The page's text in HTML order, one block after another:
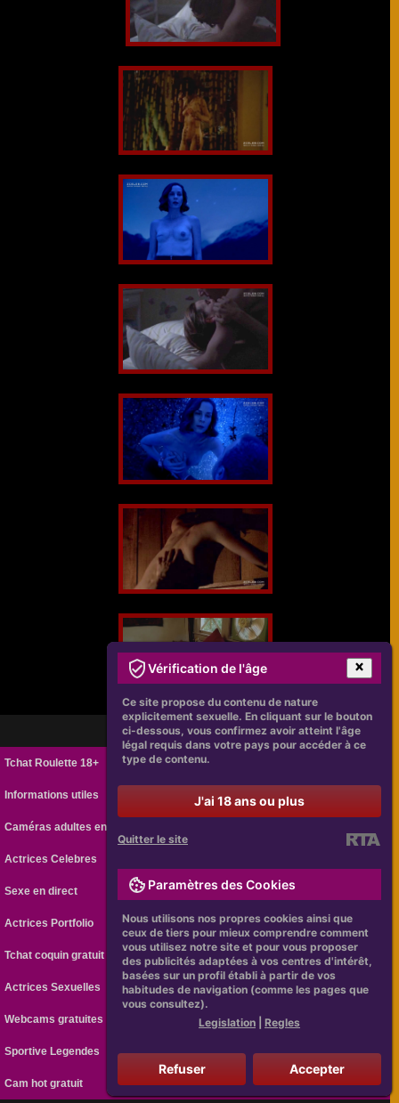
Tchat Roulette 18+
Informations utiles
Caméras adultes en ligne
Actrices Celebres
Sexe en direct
Actrices Portfolio
Tchat coquin gratuit
Actrices Sexuelles
Webcams gratuites
Sportive Legendes
Cam hot gratuit
Vérification de l'âge
Ce site propose du contenu de nature
explicitement sexuelle. En cliquant sur le bouton
ci-dessous, vous confirmez avoir atteint l'âge
légal requis dans votre pays pour accéder à ce
type de contenu.
J'ai 18 ans ou plus
Quitter le site
Paramètres des Cookies
Nous utilisons nos propres cookies ainsi que
ceux de tiers pour mieux comprendre comment
vous utilisez notre site et pour vous proposer
des publicités adaptées à vos centres d'intérêt,
basées sur un profil établi à partir de vos
habitudes de navigation (comme les pages que
vous consultez).
Legislation
Regles
Refuser Accepter